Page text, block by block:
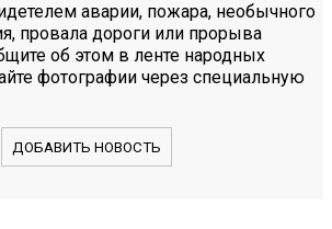
аварии, пожара, необычного
провала дороги или прорыва
об этом в ленте народных
фотографии через специальную
ДОБАВИТЬ НОВОСТЬ